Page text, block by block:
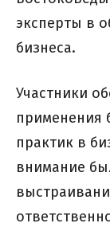
эксперты в
бизнеса.
Участники
применения
практик в
внимание